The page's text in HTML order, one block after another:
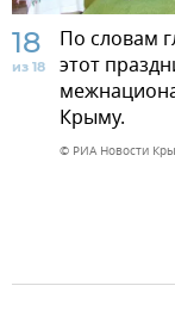
18
из 18
По словам
этот
Крыму.
© РИА Новости